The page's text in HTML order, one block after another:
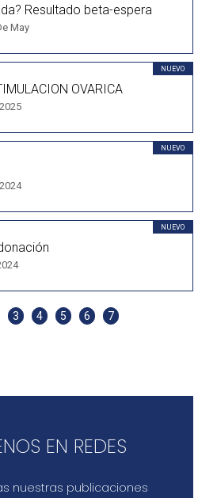
Resultado beta-espera
May
NUEVO
OVARICA
NUEVO
NUEVO
3 4 5 6 7
EN REDES
nuestras publicaciones